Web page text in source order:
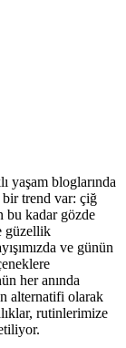
yaşam bloglarında
bir trend var: çiğ
bu kadar gözde
güzellik
ve günün
her anında
alternatifi olarak
rutinlerimize